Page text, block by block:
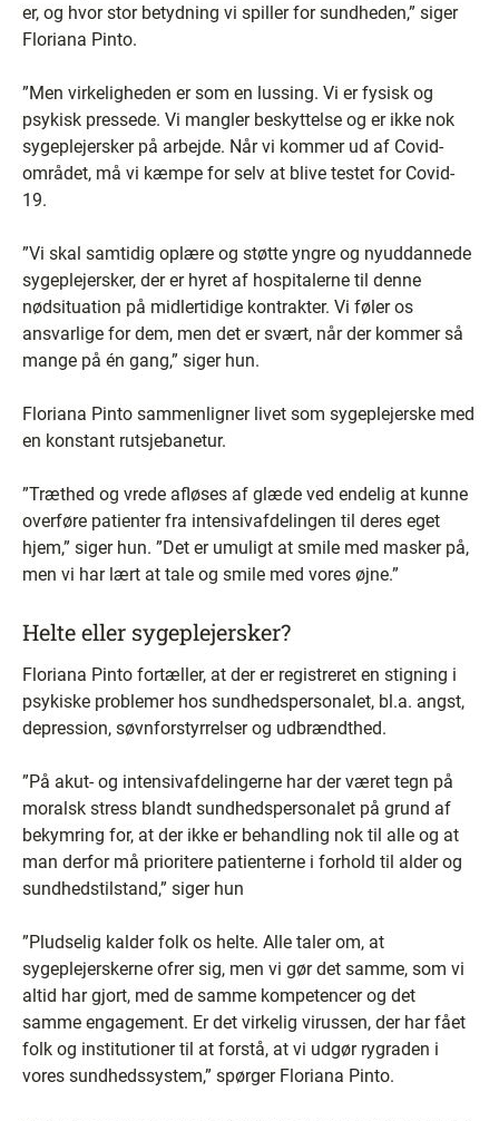
er, og hvor stor betydning vi spiller for sundheden,” siger
Floriana Pinto.
”Men virkeligheden er som en lussing. Vi er fysisk og
psykisk pressede. Vi mangler beskyttelse og er ikke nok
sygeplejersker på arbejde. Når vi kommer ud af Covid-
området, må vi kæmpe for selv at blive testet for Covid-
19.
”Vi skal samtidig oplære og støtte yngre og nyuddannede
sygeplejersker, der er hyret af hospitalerne til denne
nødsituation på midlertidige kontrakter. Vi føler os
ansvarlige for dem, men det er svært, når der kommer så
mange på én gang,” siger hun.
Floriana Pinto sammenligner livet som sygeplejerske med
en konstant rutsjebanetur.
”Træthed og vrede afløses af glæde ved endelig at kunne
overføre patienter fra intensivafdelingen til deres eget
hjem,” siger hun. ”Det er umuligt at smile med masker på,
men vi har lært at tale og smile med vores øjne.”
Helte eller sygeplejersker?
Floriana Pinto fortæller, at der er registreret en stigning i
psykiske problemer hos sundhedspersonalet, bl.a. angst,
depression, søvnforstyrrelser og udbrændthed.
”På akut- og intensivafdelingerne har der været tegn på
moralsk stress blandt sundhedspersonalet på grund af
bekymring for, at der ikke er behandling nok til alle og at
man derfor må prioritere patienterne i forhold til alder og
sundhedstilstand,” siger hun
”Pludselig kalder folk os helte. Alle taler om, at
sygeplejerskerne ofrer sig, men vi gør det samme, som vi
altid har gjort, med de samme kompetencer og det
samme engagement. Er det virkelig virussen, der har fået
folk og institutioner til at forstå, at vi udgør rygraden i
vores sundhedssystem,” spørger Floriana Pinto.